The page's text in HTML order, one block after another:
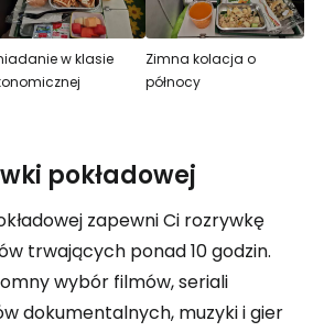
w klasie
Zimna kolacja o
północy
pokładowej
zapewni Ci rozrywkę
trwających ponad 10 godzin.
wybór filmów, seriali
dokumentalnych, muzyki i gier